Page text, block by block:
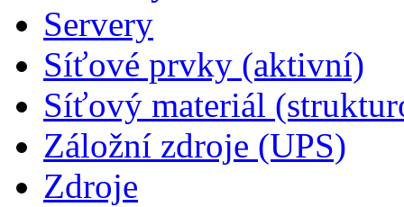
Servery
Síťové prvky (aktivní)
Síťový materiál
Záložní zdroje (UPS)
Zdroje